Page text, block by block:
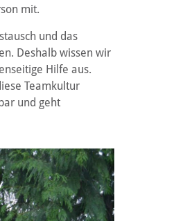
mit.
und das
Deshalb wissen wir
Hilfe aus.
Teamkultur
und geht